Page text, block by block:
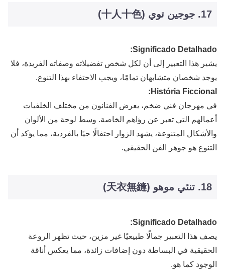
17. جوجين توي (十人十色)
Significado Detalhado:
يشير هذا التعبير إلى أن لكل شخص تفضيلاته وصفاته الفريدة، فلا
يوجد شخصان متشابهان تمامًا، ويجب الاحتفاء بهذا التنوع.
História Ficcional:
في مهرجان فني ضخم، يعرض الفنانون من مختلف الخلفيات
أعمالهم التي تعبر عن رؤاهم الخاصة. وسط لوحة من الألوان
والأشكال المتنوعة، يشهد الزوار احتفالًا حيًا بالفردية، مما يؤكد أن
التنوع هو جوهر الفن الحقيقي.
18. تنئي موهو (天衣無縫)
Significado Detalhado:
يصف هذا التعبير جمالًا طبيعيًا غير مزين، حيث تظهر الروعة
الحقيقية في البساطة دون إضافات زائدة، مما يعكس أناقة
الوجود كما هو.